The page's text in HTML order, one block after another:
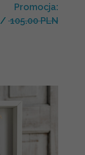
Promocja:
/ 105.00 PLN